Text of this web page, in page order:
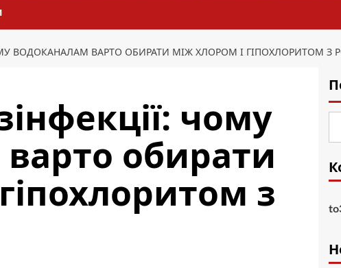
ВОДОКАНАЛАМ ВАРТО ОБИРАТИ МІЖ ХЛОРОМ І ГІПОХЛОРИТОМ З
чому
обирати
з